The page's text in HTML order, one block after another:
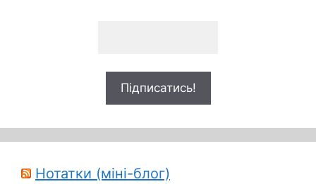
Нотатки (міні-блог)